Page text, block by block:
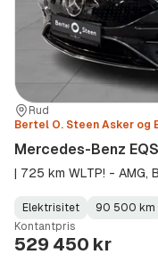
Sted:
Rud
Forhandler:
Bertel O. Steen Asker og
Mercedes-Benz
| 725 km WLTP! - AMG,
Fuel
Type:
Elektrisitet
Kilometerstand:
90 500 km
Model
Year:
Gearbox
Type:
Kontantpris
529 450 kr